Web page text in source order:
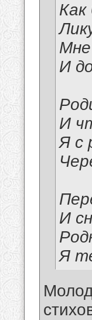
И
И
Я с
И
Я